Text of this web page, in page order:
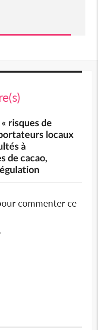
risques de
locaux
à
de cacao,
commenter ce